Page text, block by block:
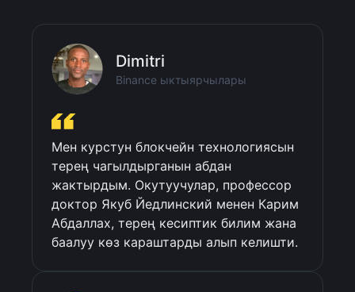
Dimitri
Binance ыктыярчылары
Мен курстун блокчейн технологиясын
терең чагылдырганын абдан
жактырдым. Окутуучулар, профессор
доктор Якуб Йедлинский менен Карим
Абдаллах, терең кесиптик билим жана
баалуу көз караштарды алып келишти.